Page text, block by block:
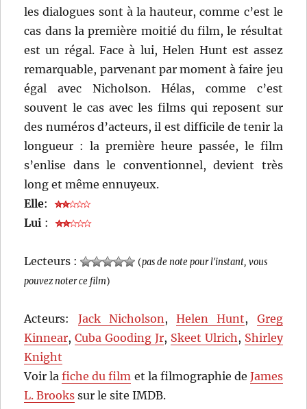
les dialogues sont à la hauteur, comme c’est le
cas dans la première moitié du film, le résultat
est un régal. Face à lui, Helen Hunt est assez
remarquable, parvenant par moment à faire jeu
égal avec Nicholson. Hélas, comme c’est
souvent le cas avec les films qui reposent sur
des numéros d’acteurs, il est difficile de tenir la
longueur : la première heure passée, le film
s’enlise dans le conventionnel, devient très
long et même ennuyeux.
Elle:
Lui :
Lecteurs : (pas de note pour l'instant, vous
pouvez noter ce film)
Acteurs: Jack Nicholson ,Helen Hunt, Greg
Kinnear,Cuba Gooding Jr, Skeet Ulrich , Shirley
Knight
Voir lafiche du film et la filmographie de James
L. Brooks sur le site IMDB.